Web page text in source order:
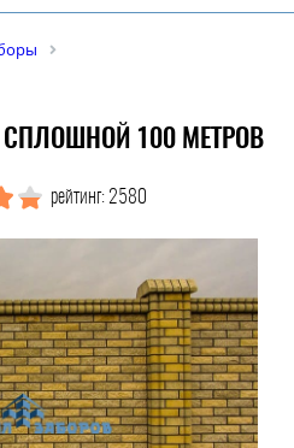
100 МЕТРОВ
рейтинг: 2580